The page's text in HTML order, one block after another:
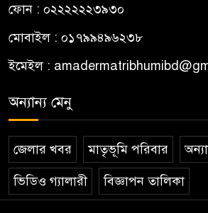
ফোন : ০২২২২২২৩৯৩০
মোবাইল : ০১৭৯৯৪৯৬২৩৮
ইমেইল :
অন্যান্য মেনু
জেলার খবর মাতৃভূমি পরিবার
ভিডিও গ্যালারী বিজ্ঞাপন তালিকা